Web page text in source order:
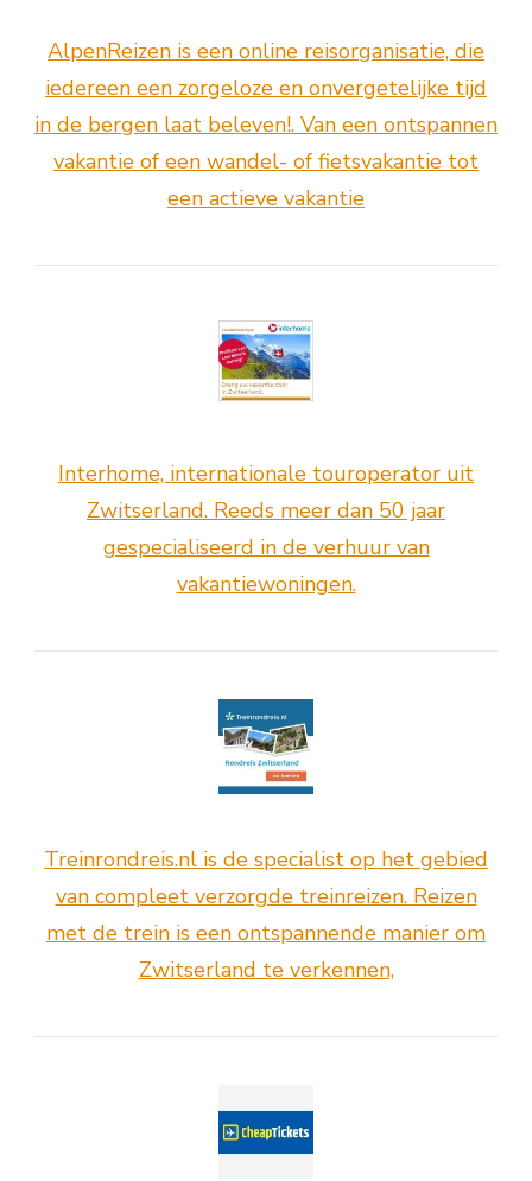
AlpenReizen is een online reisorganisatie, die
iedereen een zorgeloze en onvergetelijke tijd
in de bergen laat beleven!. Van een ontspannen
vakantie of een wandel- of fietsvakantie tot
een actieve vakantie
Interhome, internationale touroperator uit
Zwitserland. Reeds meer dan 50 jaar
gespecialiseerd in de verhuur van
vakantiewoningen.
Treinrondreis.nl is de specialist op het gebied
van compleet verzorgde treinreizen. Reizen
met de trein is een ontspannende manier om
Zwitserland te verkennen,